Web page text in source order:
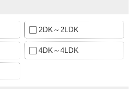
2DK～2LDK
4DK～4LDK